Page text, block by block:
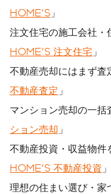
HOME'S 」
注文住宅の施工会社・
HOME'S 注文住宅 」
不動産売却にはまず査
不動産査定 」
マンション売却の一括
ション売却 」
不動産投資・収益物件
HOME'S 不動産投資 」
理想の住まい選び・家